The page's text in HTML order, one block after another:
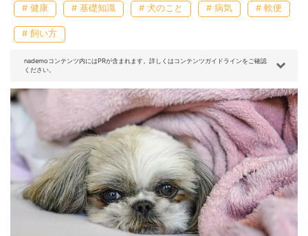
# 健康 # 基礎知識 # 犬のこと # 病気 # 軟便
# 飼い方
nademoコンテンツ内にはPRが含まれます。詳しくはコンテンツガイドラインをご確認
ください。